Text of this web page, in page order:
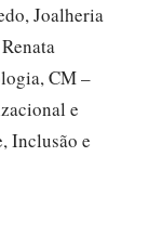
Joalheria
CM –
e
Inclusão e